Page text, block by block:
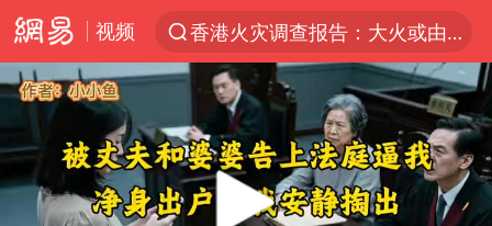
视频
香港火灾调查报告：大火或由烟头引起
“China Cool”火了，老外爱上中国避暑游
台风白海豚闭眼浙江上海处于危险半圆
浙江台州《告全体市民书》
张本智和：零封向鹏不意外